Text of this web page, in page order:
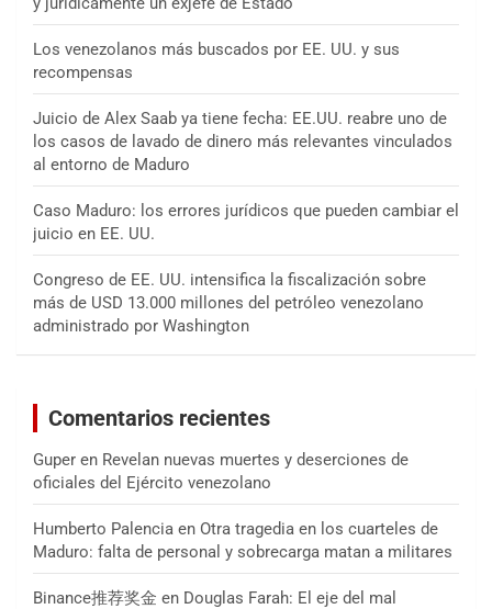
Los venezolanos más buscados por EE. UU. y sus
recompensas
Juicio de Alex Saab ya tiene fecha: EE.UU. reabre uno de
los casos de lavado de dinero más relevantes vinculados
al entorno de Maduro
Caso Maduro: los errores jurídicos que pueden cambiar el
juicio en EE. UU.
Congreso de EE. UU. intensifica la fiscalización sobre
más de USD 13.000 millones del petróleo venezolano
administrado por Washington
Comentarios recientes
Guper en Revelan nuevas muertes y deserciones de
oficiales del Ejército venezolano
Humberto Palencia en Otra tragedia en los cuarteles de
Maduro: falta de personal y sobrecarga matan a militares
Binance推荐奖金 en Douglas Farah: El eje del mal